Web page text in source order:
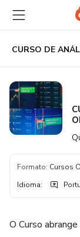
para
conteúdo
principal
para
pagamento
para
rodapé
Formato: Cursos
Idioma:
O Curso